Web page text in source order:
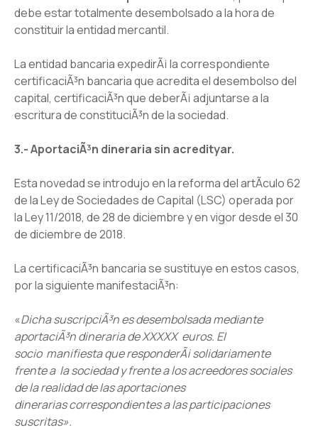
debe estar totalmente desembolsado a la hora de
constituir la entidad mercantil.
La entidad bancaria expedirÃ¡ la correspondiente
certificaciÃ³n bancaria que acredita el desembolso del
capital, certificaciÃ³n que deberÃ¡ adjuntarse a la
escritura de constituciÃ³n de la sociedad.
3.- AportaciÃ³n dineraria sin acredityar.
Esta novedad se introdujo en la reforma del artÃ­culo 62
de la Ley de Sociedades de Capital (LSC) operada por
la Ley 11/2018, de 28 de diciembre y en vigor desde el 30
de diciembre de 2018.
La certificaciÃ³n bancaria se sustituye en estos casos,
por la siguiente manifestaciÃ³n:
«Dicha suscripciÃ³n es desembolsada mediante
aportaciÃ³n dineraria de XXXXX euros. El
socio manifiesta que responderÃ¡ solidariamente
frente a la sociedad y frente a los acreedores sociales
de la realidad de las aportaciones
dinerarias correspondientes a las participaciones
suscritas».